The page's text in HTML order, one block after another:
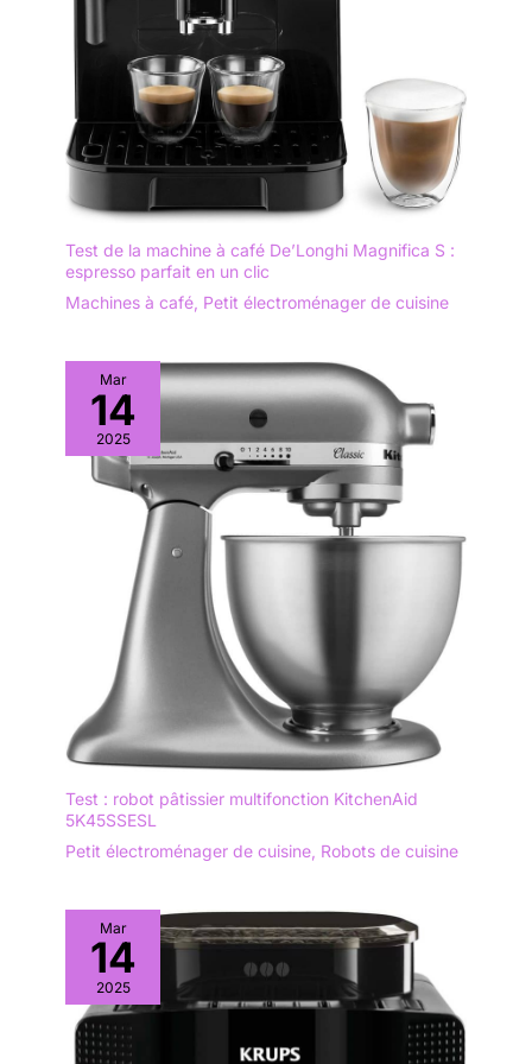
chauffant empêche les corps
étrangers de pénétrer.
Test de la machine à café De’Longhi Magnifica S :
espresso parfait en un clic
Machines à café, Petit électroménager de cuisine
Mar
14
2025
Test : robot pâtissier multifonction KitchenAid
5K45SSESL
Petit électroménager de cuisine Robots de cuisine
Mar
14
2025